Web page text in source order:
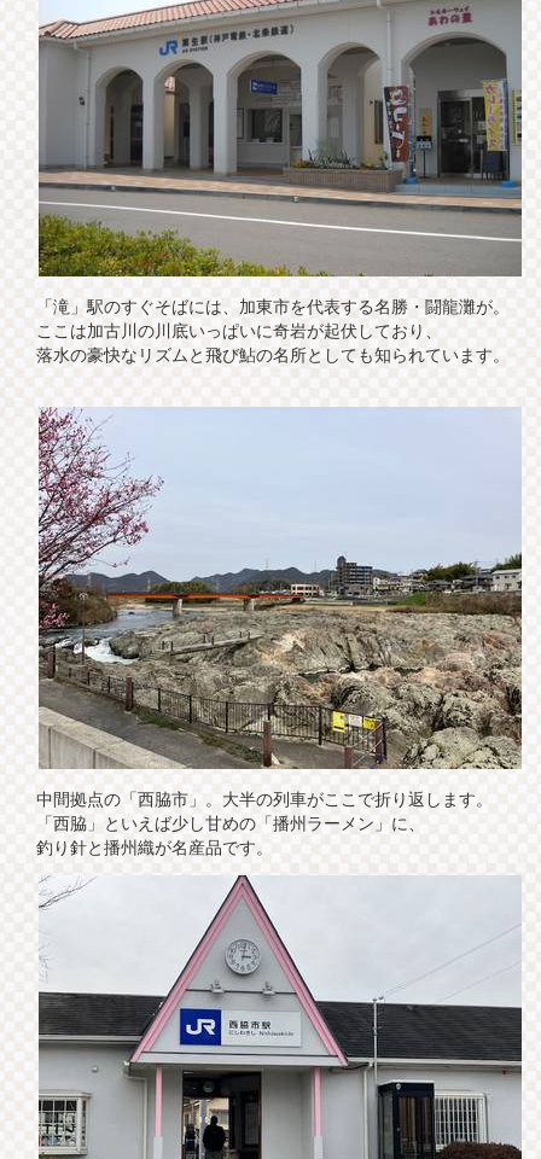
「滝」駅のすぐそばには、加東市を代表する名勝・闘龍灘が。
ここは加古川の川底いっぱいに奇岩が起伏しており、
落水の豪快なリズムと飛び鮎の名所としても知られています。
中間拠点の「西脇市」。大半の列車がここで折り返します。
「西脇」といえば少し甘めの「播州ラーメン」に、
釣り針と播州織が名産品です。